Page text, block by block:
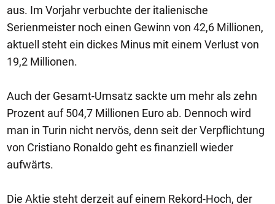
aus. Im Vorjahr verbuchte der italienische
Serienmeister noch einen Gewinn von 42,6 Millionen,
aktuell steht ein dickes Minus mit einem Verlust von
19,2 Millionen.
Auch der Gesamt-Umsatz sackte um mehr als zehn
Prozent auf 504,7 Millionen Euro ab. Dennoch wird
man in Turin nicht nervös, denn seit der Verpflichtung
von Cristiano Ronaldo geht es finanziell wieder
aufwärts.
Die Aktie steht derzeit auf einem Rekord-Hoch, der